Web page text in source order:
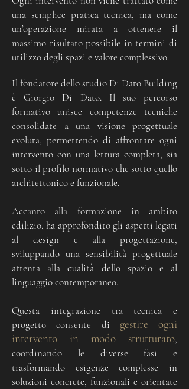
una semplice pratica tecnica, ma come
un’operazione mirata a ottenere il
massimo risultato possibile in termini di
utilizzo degli spazi e valore complessivo.
Il fondatore dello studio Di Dato Building
è Giorgio Di Dato.​ Il suo percorso
formativo unisce competenze tecniche
consolidate a una visione progettuale
evoluta, permettendo di affrontare ogni
intervento con una lettura completa, sia
sotto il profilo normativo che sotto quello
architettonico e funzionale.
Accanto alla formazione in ambito
edilizio, ha approfondito gli aspetti legati
al design e alla progettazione,
sviluppando una sensibilità progettuale
attenta alla qualità dello spazio e al
linguaggio contemporaneo.
Questa integrazione tra tecnica e
progetto consente di gestire ogni
intervento in modo strutturato,
coordinando le diverse fasi e
trasformando esigenze complesse in
soluzioni concrete, funzionali e orientate